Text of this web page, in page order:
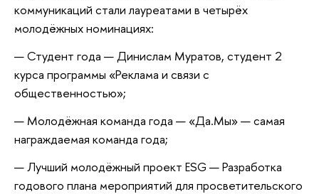
коммуникаций стали лауреатами в четырёх
молодёжных номинациях:
Студент года — Динислам Муратов, студент 2
курса программы «Реклама и связи с
общественностью»;
Молодёжная команда года — «Да.Мы» — самая
награждаемая команда года;
Лучший молодёжный проект ESG — Разработка
годового плана мероприятий для просветительского